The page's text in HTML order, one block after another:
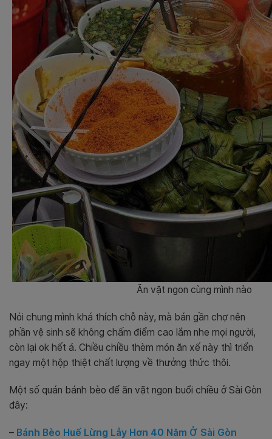
Ăn vặt ngon cùng mình nào
Nói chung mình khá thích chỗ này, mà bán gần chợ nên
phần vệ sinh sẽ không chấm điểm cao lắm nhe mọi người,
còn lại ok hết á. Chiều chiều thèm món ăn xế này thì triển
ngay một hộp thiệt chất lượng về thưởng thức thôi.
Một số quán bánh bèo để ăn vặt ngon buổi chiều ở Sài Gòn
đây:
– Bánh Bèo Huế Lừng Lẫy Hơn 40 Năm Ở Sài Gòn